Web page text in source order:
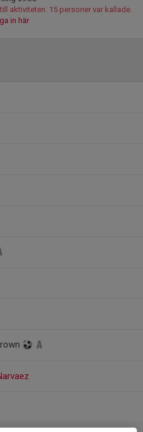
aktiviteten. 15 personer var kallade.
in här